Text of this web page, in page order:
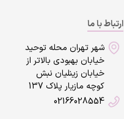
ارتباط با ما
شهر تهران محله توحید
خیابان بهبودی بالاتر از
خیابان زینلیان نبش
کوچه مازیار پلاک 137
02166028554